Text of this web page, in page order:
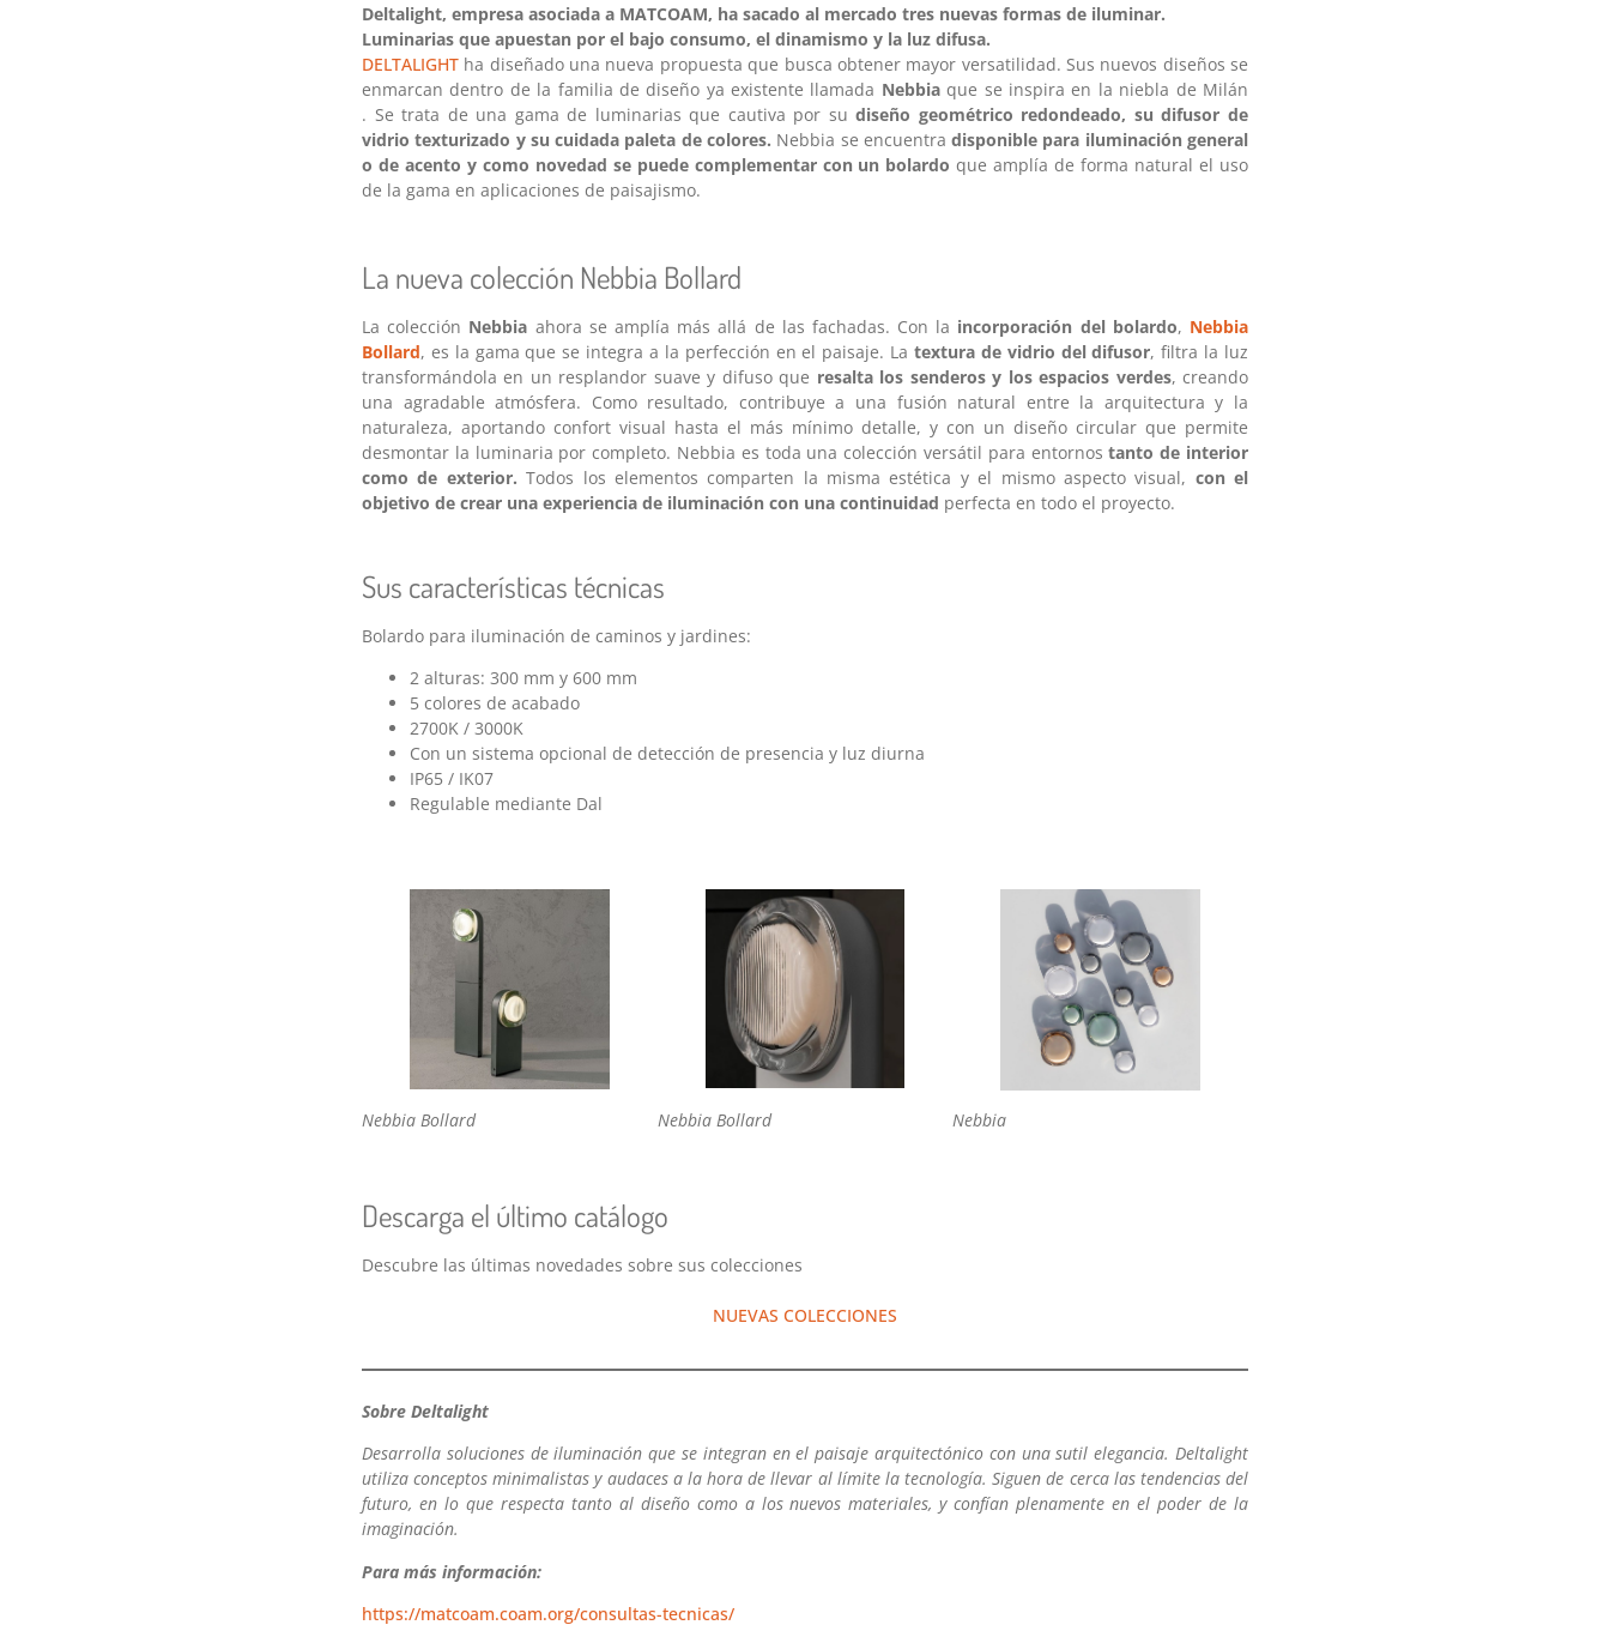
Deltalight, empresa asociada a MATCOAM, ha sacado al mercado tres nuevas formas de iluminar.
Luminarias que apuestan por el bajo consumo, el dinamismo y la luz difusa.
DELTALIGHT ha diseñado una nueva propuesta que busca obtener mayor versatilidad. Sus nuevos diseños se
enmarcan dentro de la familia de diseño ya existente llamada Nebbiaque se inspira en la niebla de Milán
. Se trata de una gama de luminarias que cautiva por sudiseño geométrico redondeado, su difusor de
vidrio texturizado y su cuidada paleta de colores. Nebbia se encuentradisponible para iluminación general
o de acento y como novedad se puede complementar con un bolardo que amplía de forma natural el uso
de la gama en aplicaciones de paisajismo.
La nueva colección Nebbia Bollard
La colección Nebbia ahora se amplía más allá de las fachadas. Con la incorporación del bolardo, Nebbia
Bollard, es la gama que se integra a la perfección en el paisaje. La textura de vidrio del difusor, filtra la luz
transformándola en un resplandor suave y difuso que resalta los senderos y los espacios verdes, creando
una agradable atmósfera. Como resultado, contribuye a una fusión natural entre la arquitectura y la
naturaleza, aportando confort visual hasta el más mínimo detalle, y con un diseño circular que permite
desmontar la luminaria por completo. Nebbia es toda una colección versátil para entornostanto de interior
como de exterior. Todos los elementos comparten la misma estética y el mismo aspecto visual, con el
objetivo de crear una experiencia de iluminación con una continuidad perfecta en todo el proyecto.
Sus características técnicas
Bolardo para iluminación de caminos y jardines:
2 alturas: 300 mm y 600 mm
5 colores de acabado
2700K / 3000K
Con un sistema opcional de detección de presencia y luz diurna
IP65 / IK07
Regulable mediante Dal
Nebbia Bollard Nebbia Bollard Nebbia
Descarga el último catálogo
Descubre las últimas novedades sobre sus colecciones
NUEVAS COLECCIONES
Sobre Deltalight
Desarrolla soluciones de iluminación que se integran en el paisaje arquitectónico con una sutil elegancia. Deltalight
utiliza conceptos minimalistas y audaces a la hora de llevar al límite la tecnología. Siguen de cerca las tendencias del
futuro, en lo que respecta tanto al diseño como a los nuevos materiales, y confían plenamente en el poder de la
imaginación.
Para más información:
https://matcoam.coam.org/consultas-tecnicas/